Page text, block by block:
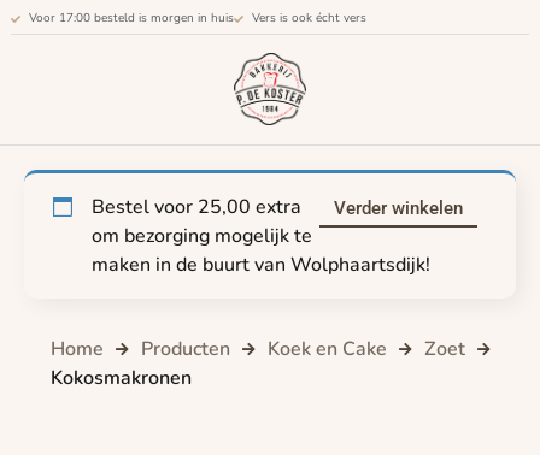
Voor 17:00 besteld is morgen in huis Vers is ook écht vers
Verder winkelen
Bestel voor 25,00 extra
om bezorging mogelijk te
maken in de buurt van Wolphaartsdijk!
Home Producten Koek en Cake
Zoet
Kokosmakronen